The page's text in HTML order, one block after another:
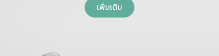
เพิ่มเติม